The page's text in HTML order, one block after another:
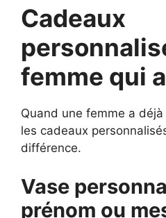
Cadeaux
femme qui
Quand une femme a
les cadeaux
différence.
Vase
prénom ou